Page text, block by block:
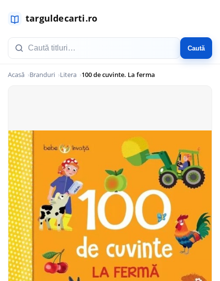
Caută
Acasă Branduri Litera 100 de cuvinte. La ferma